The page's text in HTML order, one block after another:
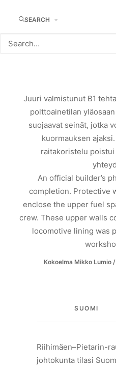
SEARCH
Juuri valmistunut B1
polttoainetilan
suojaavat seinät, jotka
kuormauksen
raitakoristelu
An official builder’s
completion. Protective
enclose the upper fuel
crew. These upper walls
locomotive lining was
Kokoelma Mikko Lumio
SUOMI
Riihimäen–Pietarin-
johtokunta tilasi